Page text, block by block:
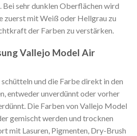
sehr dunklen Oberflächen wird
zuerst mit Weiß oder Hellgrau zu
der Farben zu verstärken.
Vallejo Model Air
und die Farbe direkt in den
entweder unverdünnt oder vorher
Die Farben von Vallejo Model
gemischt werden und trocknen
mit Lasuren, Pigmenten, Dry-Brush